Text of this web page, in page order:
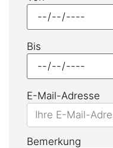
Bis
E-Mail-Adresse
Bemerkung